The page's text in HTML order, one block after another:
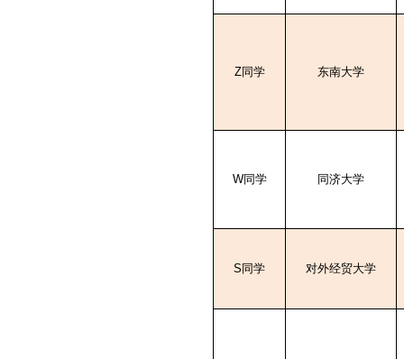
Z同学 东南大学
W同学 同济大学
S 同学 对外经贸大学